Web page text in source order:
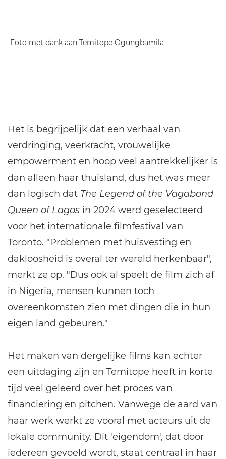
Foto met dank aan Temitope Ogungbamila
Het is begrijpelijk dat een verhaal van
verdringing, veerkracht, vrouwelijke
empowerment en hoop veel aantrekkelijker is
dan alleen haar thuisland, dus het was meer
dan logisch dat The Legend of the Vagabond
Queen of Lagos in 2024 werd geselecteerd
voor het internationale filmfestival van
Toronto. "Problemen met huisvesting en
dakloosheid is overal ter wereld herkenbaar",
merkt ze op. "Dus ook al speelt de film zich af
in Nigeria, mensen kunnen toch
overeenkomsten zien met dingen die in hun
eigen land gebeuren."
Het maken van dergelijke films kan echter
een uitdaging zijn en Temitope heeft in korte
tijd veel geleerd over het proces van
financiering en pitchen. Vanwege de aard van
haar werk werkt ze vooral met acteurs uit de
lokale community. Dit 'eigendom', dat door
iedereen gevoeld wordt, staat centraal in haar